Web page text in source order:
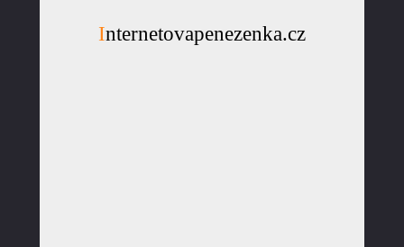
Internetovapenezenka.cz